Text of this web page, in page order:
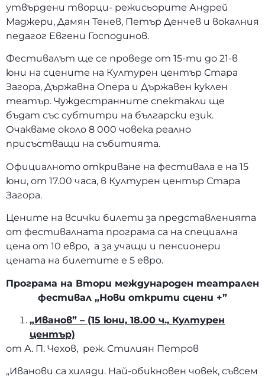
утвърдени творци- режисьорите Андрей
Маджери, Дамян Тенев, Петър Денчев и вокалния
педагог Евгени Господинов.
Фестивалът ще се проведе от 15-ти до 21-в
юни на сцените на Културен център Стара
Загора, Държавна Опера и Държавен куклен
театър. Чуждестранните спектакли ще
бъдат със субтитри на български език.
Очакваме около 8 000 човека реално
присъстващи на събитията.
Официалното откриване на фестивала е на 15
юни, от 17.00 часа, в Културен център Стара
Загора.
Цените на всички билети за представленията
от фестивалната програма са на специална
цена от 10 евро, а за учащи и пенсионери
цената на билетите е 5 евро.
Програма на Втори международен театрален
фестивал „Нови открити сцени +”
„Иванов” – (15 юни, 18.00 ч., Културен
център)
от А. П. Чехов, реж. Стилиян Петров
„Иванови са хиляди. Най-обикновен човек, съвсем